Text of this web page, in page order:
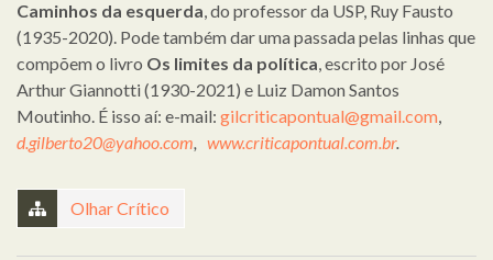
Caminhos da esquerda , do professor da USP, Ruy Fausto
(1935-2020). Pode também dar uma passada pelas linhas que
compõem o livro Os limites da política , escrito por José
Arthur Giannotti (1930-2021) e Luiz Damon Santos
Moutinho. É isso aí: e-mail: gilcriticapontual@gmail.com
d.gilberto20@yahoo.com
www.criticapontual.com.br.
Olhar Crítico